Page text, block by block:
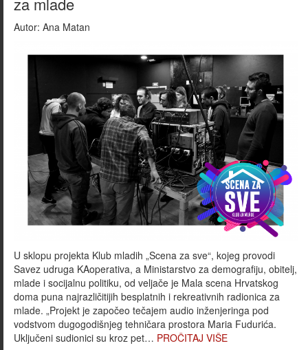
Autor: Ana Matan
U sklopu projekta Klub mladih „Scena za sve“, kojeg provodi
Savez udruga KAoperativa, a Ministarstvo za demografiju, obitelj,
mlade i socijalnu politiku, od veljače je Mala scena Hrvatskog
doma puna najrazličitijih besplatnih i rekreativnih radionica za
mlade. „Projekt je započeo tečajem audio inženjeringa pod
vodstvom dugogodišnjeg tehničara prostora Maria Fudurića.
Uključeni sudionici su kroz pet… PROČITAJ VIŠE